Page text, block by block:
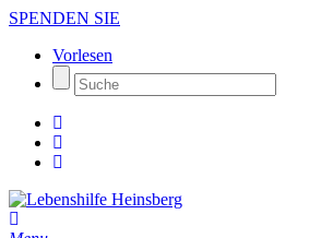
SPENDEN SIE
Vorlesen